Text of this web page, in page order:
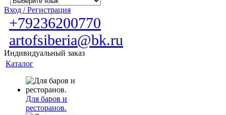
Вход / Регистрация
+79236200770
artofsiberia@bk.ru
Индивидуальный заказ
Каталог
Для баров и
ресторанов.